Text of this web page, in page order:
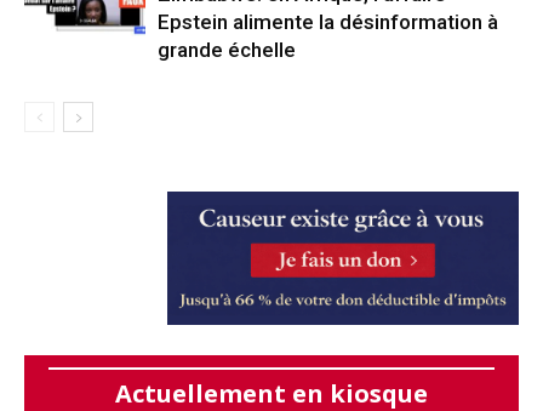
Epstein alimente la désinformation à
grande échelle
Actuellement en kiosque